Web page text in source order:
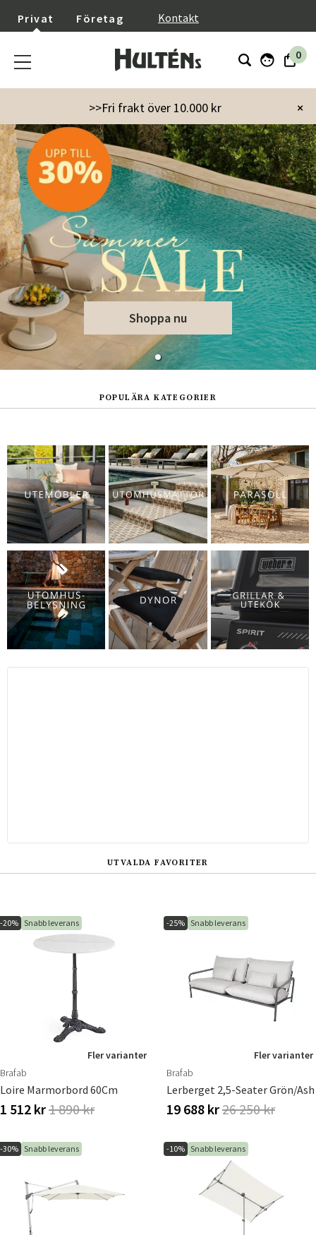
Privat Företag Kontakt
0
×
>>Fri frakt över 10.000 kr
Shoppa nu
POPULÄRA KATEGORIER
UTVALDA FAVORITER
-20% Snabb leverans
Fler varianter
Brafab
Loire Marmorbord 60Cm
1 512 kr1 890 kr
-25% Snabb leverans
Fler varianter
Brafab
Lerberget 2,5-Seater Grön/ash
19 688 kr26 250 kr
-30% Snabb leverans -10% Snabb leverans